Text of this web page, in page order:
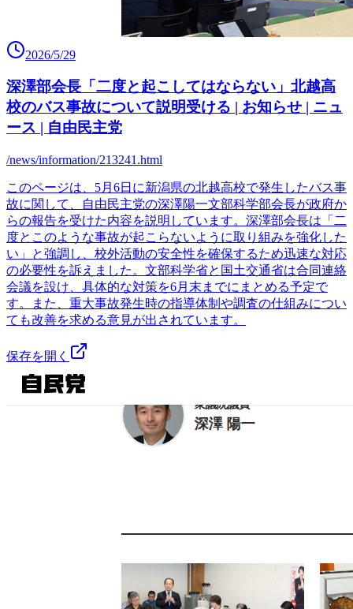
2026/5/29
深澤部会長「二度と起こしてはならない」北越高
校のバス事故について説明受ける | お知らせ | ニュ
ース | 自由民主党
/news/information/213241.html
このページは、5月6日に新潟県の北越高校で発生したバス事
故に関して、自由民主党の深澤陽一文部科学部会長が政府か
らの報告を受けた内容を説明しています。深澤部会長は「二
度とこのような事故が起こらないように取り組みを強化した
い」と強調し、校外活動の安全性を確保するため迅速な対応
の必要性を訴えました。文部科学省と国土交通省は合同連絡
会議を設け、具体的な対策を6月末までにまとめる予定で
す。また、重大事故発生時の指導体制や調査の仕組みについ
ても改善を求める意見が出されています。
保存を開く